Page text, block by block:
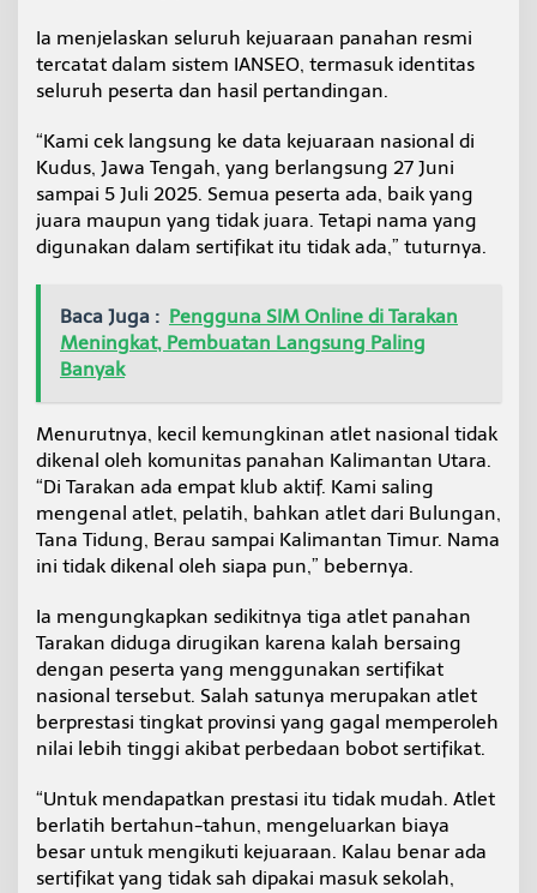
Ia menjelaskan seluruh kejuaraan panahan resmi
tercatat dalam sistem IANSEO, termasuk identitas
seluruh peserta dan hasil pertandingan.
“Kami cek langsung ke data kejuaraan nasional di
Kudus, Jawa Tengah, yang berlangsung 27 Juni
sampai 5 Juli 2025. Semua peserta ada, baik yang
juara maupun yang tidak juara. Tetapi nama yang
digunakan dalam sertifikat itu tidak ada,” tuturnya.
Baca Juga : Pengguna SIM Online di Tarakan
Meningkat, Pembuatan Langsung Paling
Banyak
Menurutnya, kecil kemungkinan atlet nasional tidak
dikenal oleh komunitas panahan Kalimantan Utara.
“Di Tarakan ada empat klub aktif. Kami saling
mengenal atlet, pelatih, bahkan atlet dari Bulungan,
Tana Tidung, Berau sampai Kalimantan Timur. Nama
ini tidak dikenal oleh siapa pun,” bebernya.
Ia mengungkapkan sedikitnya tiga atlet panahan
Tarakan diduga dirugikan karena kalah bersaing
dengan peserta yang menggunakan sertifikat
nasional tersebut. Salah satunya merupakan atlet
berprestasi tingkat provinsi yang gagal memperoleh
nilai lebih tinggi akibat perbedaan bobot sertifikat.
“Untuk mendapatkan prestasi itu tidak mudah. Atlet
berlatih bertahun-tahun, mengeluarkan biaya
besar untuk mengikuti kejuaraan. Kalau benar ada
sertifikat yang tidak sah dipakai masuk sekolah,